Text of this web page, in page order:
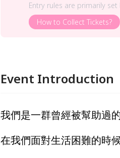
Entry rules are primarily
How to Collect Tickets?
Event Introduction
我們是一群曾經被幫助過
在我們面對生活困難的時